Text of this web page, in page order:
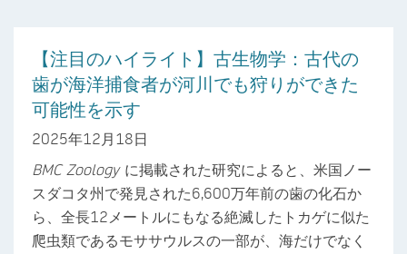
【注目のハイライト】古生物学：古代の
歯が海洋捕食者が河川でも狩りができた
可能性を示す
2025年12月18日
BMC Zoology に掲載された研究によると、米国ノー
スダコタ州で発見された6,600万年前の歯の化石か
ら、全長12メートルにもなる絶滅したトカゲに似た
爬虫類であるモササウルスの一部が、海だけでなく